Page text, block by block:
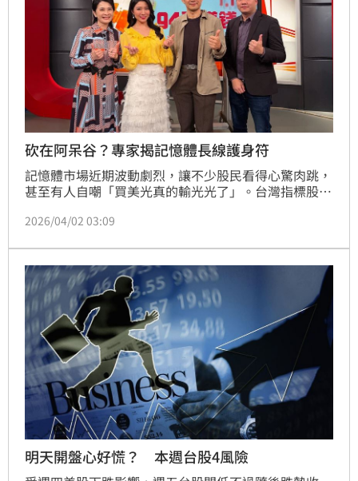
砍在阿呆谷？專家揭記憶體長線護身符
記憶體市場近期波動劇烈，讓不少股民看得心驚肉跳，
甚至有人自嘲「買美光真的輸光光了」。台灣指標股南
停戰訊號，美光大漲、旺宏也終於獲得一根漲停板，投
谷」？對此，台經院產經資料庫總監劉佩真在三立
iNews《94要賺錢》節目中，接受主持人李昕芸的專訪
時給出一顆定心丸，直言記憶體已邁入「超級週期」，
短暫的波動只是浮雲
2026/04/02 03:09
明天開盤心好慌？ 本週台股4風險